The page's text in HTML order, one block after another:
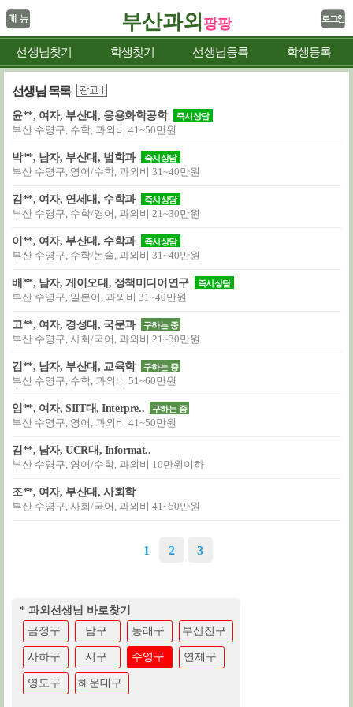
부산과외 팡팡
선생님찾기 학생찾기 선생님등록 학생등록
선생님 목록
윤**, 여자, 부산대, 응용화학공학 즉시상담
부산 수영구, 수학, 과외비 41~50만원
박**, 남자, 부산대, 법학과 즉시상담
부산 수영구, 영어/수학, 과외비 31~40만원
김**, 여자, 연세대, 수학과 즉시상담
부산 수영구, 수학/영어, 과외비 21~30만원
이**, 여자, 부산대, 수학과 즉시상담
부산 수영구, 수학/논술, 과외비 31~40만원
배**, 남자, 게이오대, 정책미디어연구 즉시상담
부산 수영구, 일본어, 과외비 31~40만원
고**, 여자, 경성대, 국문과 구하는 중
부산 수영구, 사회/국어, 과외비 21~30만원
김**, 남자, 부산대, 교육학 구하는 중
부산 수영구, 수학, 과외비 51~60만원
임**, 여자, SIIT대, Interpre.. 구하는 중
부산 수영구, 영어, 과외비 41~50만원
김**, 남자, UCR대, Informat..
부산 수영구, 영어/수학, 과외비 10만원이하
조**, 여자, 부산대, 사회학
부산 수영구, 사회/국어, 과외비 41~50만원
1 2 3
* 과외선생님 바로찾기
금정구
남구 동래구 부산진구
사하구 서구 수영구 연제구
영도구 해운대구